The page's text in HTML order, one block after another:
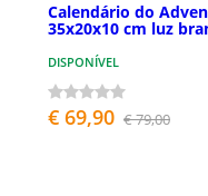
Calendário do
35x20x10 cm luz
DISPONÍVEL
€ 69,90 € 79,00